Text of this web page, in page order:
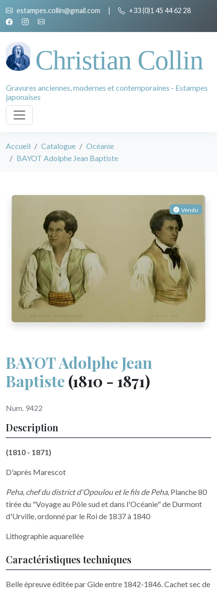
estampes.collin@gmail.com | +33 (0)1 45 44 62 28
Christian Collin
Gravures anciennes, modernes et contemporaines - Estampes
japonaises
Accueil Catalogue
Océanie
BAYOT Adolphe Jean Baptiste
Vendu
BAYOT Adolphe Jean
Baptiste (1810 - 1871)
Num. 9422
Description
(1810 - 1871)
D'après Marescot
Peha, chef du district d'Opoulou et le fils de Peha, Planche 80
tirée du "Voyage au Pôle sud et dans l'Océanie" de Durmont
d'Urville, ordonné par le Roi de 1837 à 1840
Lithographie aquarellée
Caractéristiques techniques
Belle épreuve éditée par Gide entre 1842-1846. Cachet sec de